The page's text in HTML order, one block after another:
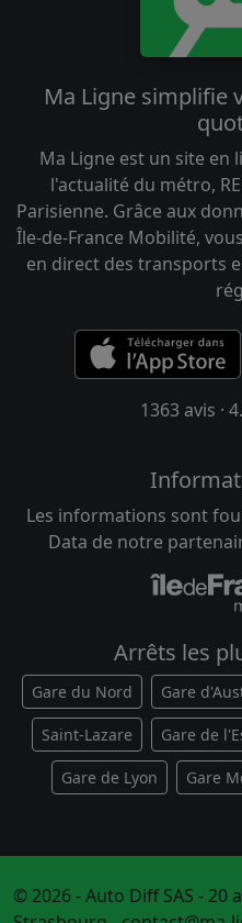
Ma Ligne simplifie
Ma Ligne est un site
l'actualité du métro,
Parisienne. Grâce aux
Île-de-France Mobilité,
en direct des transports
1363 avis ·
Les informations sont
Data de notre
Arrêts les
Gare du Nord Gare
Saint-Lazare Gare de
Gare de Lyon Gare
© 2026 - Auto Diff SAS - 20